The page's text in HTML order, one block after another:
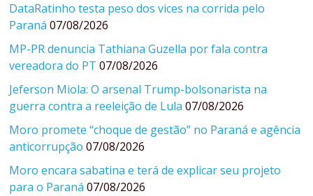
DataRatinho testa peso dos vices na corrida pelo
Paraná 07/08/2026
MP-PR denuncia Tathiana Guzella por fala contra
vereadora do PT 07/08/2026
Jeferson Miola: O arsenal Trump-bolsonarista na
guerra contra a reeleição de Lula 07/08/2026
Moro promete “choque de gestão” no Paraná e agência
anticorrupção 07/08/2026
Moro encara sabatina e terá de explicar seu projeto
para o Paraná 07/08/2026